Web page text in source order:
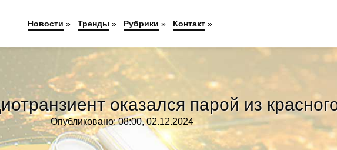
оказался парой из
Опубликовано: 08:00, 02.12.2024
Новости » Тренды » Рубрики » Контакт»